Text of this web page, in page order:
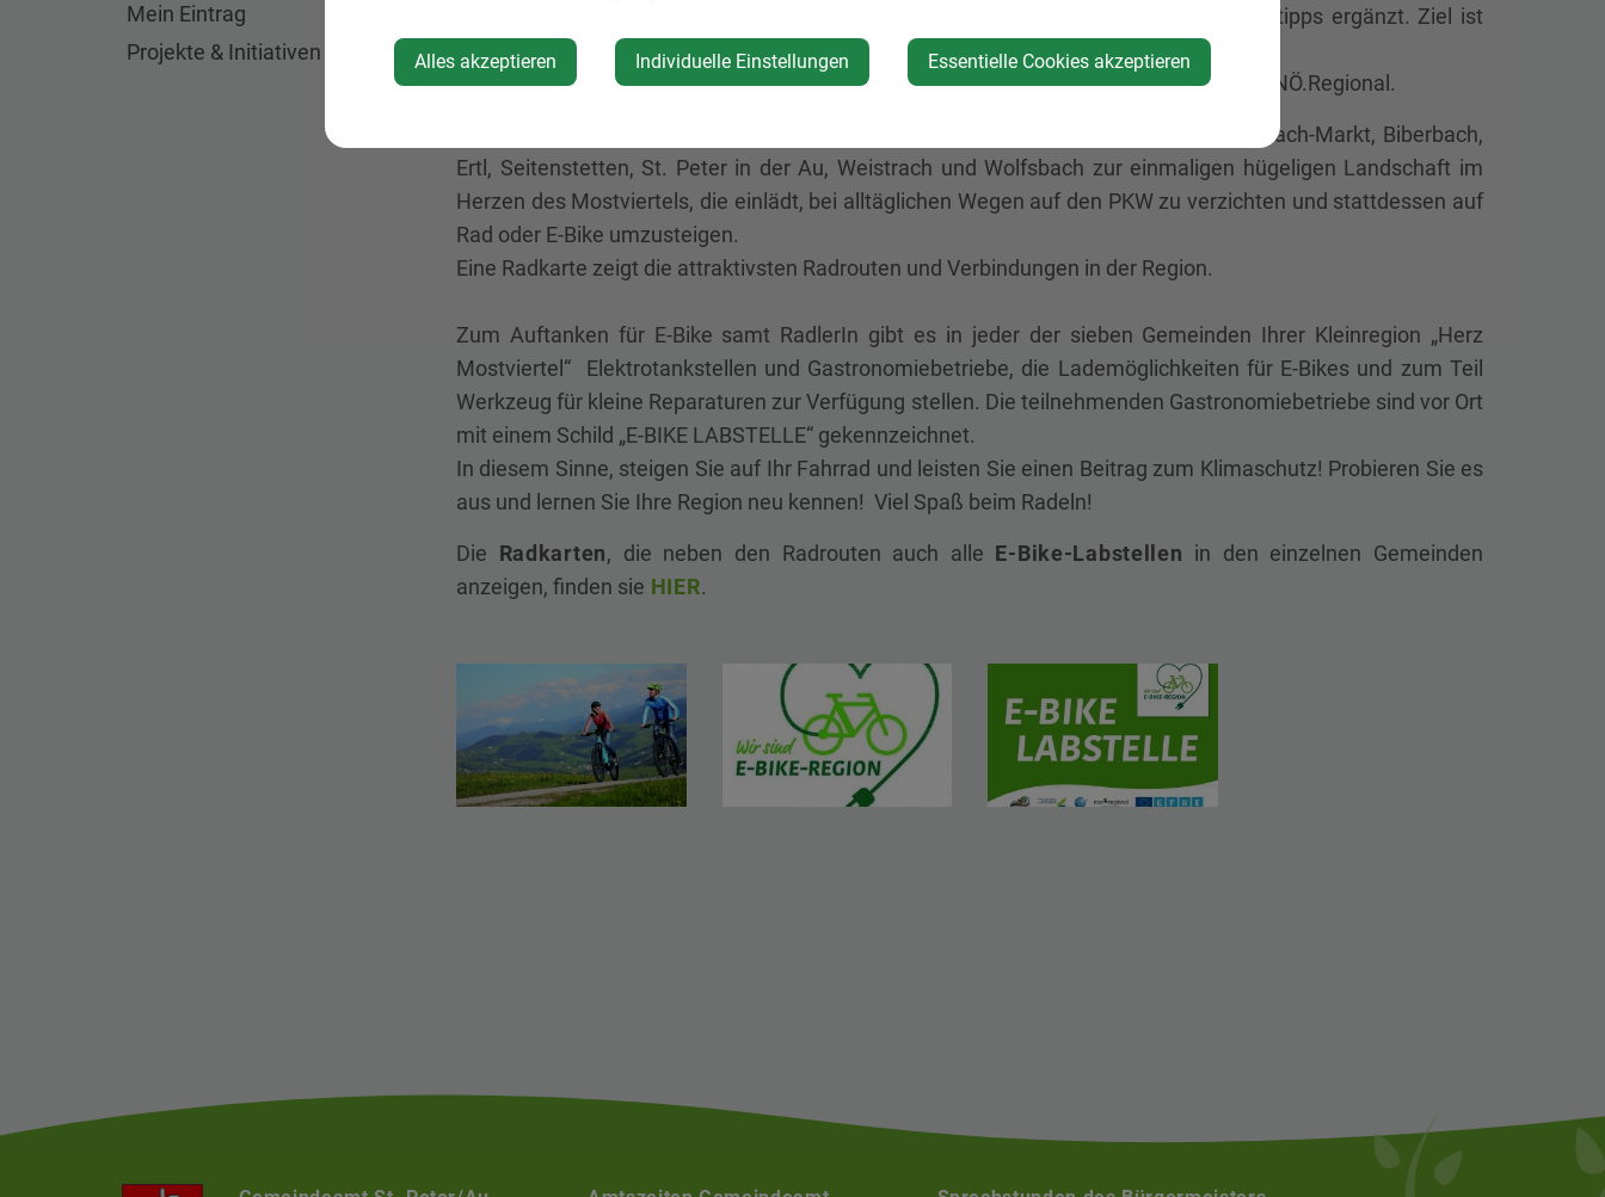
Stand gebracht sowie weitere fahrradfreundliche Gastronomiebetriebe und Ausflugstipps ergänzt. Ziel ist
es, das Radfahren im Alltag zu stärken.
Begleitet wird das Projekt „E-Bike-Region“ vom Mobilitätsmanagement Mostviertel der NÖ.Regional.
bekennen sich die Gemeinden Aschbach-Markt, Biberbach,
Ertl, Seitenstetten, St. Peter in der Au, Weistrach und Wolfsbach zur einmaligen hügeligen Landschaft im
Herzen des Mostviertels, die einlädt, bei alltäglichen Wegen auf den PKW zu verzichten und stattdessen auf
Rad oder E-Bike umzusteigen.
Eine Radkarte zeigt die attraktivsten Radrouten und Verbindungen in der Region.
Zum Auftanken für E-Bike samt RadlerIn gibt es in jeder der sieben Gemeinden Ihrer Kleinregion „Herz
Mostviertel“ Elektrotankstellen und Gastronomiebetriebe, die Lademöglichkeiten für E-Bikes und zum Teil
Werkzeug für kleine Reparaturen zur Verfügung stellen. Die teilnehmenden Gastronomiebetriebe sind vor Ort
mit einem Schild „E-BIKE LABSTELLE“ gekennzeichnet.
In diesem Sinne, steigen Sie auf Ihr Fahrrad und leisten Sie einen Beitrag zum Klimaschutz! Probieren Sie es
aus und lernen Sie Ihre Region neu kennen! Viel Spaß beim Radeln!
Die Radkarten, die neben den Radrouten auch alle E-Bike-Labstellen in den einzelnen Gemeinden
anzeigen, finden sie HIER.
Mein Eintrag
Projekte & Initiativen
Alles akzeptieren Individuelle Einstellungen Essentielle Cookies akzeptieren